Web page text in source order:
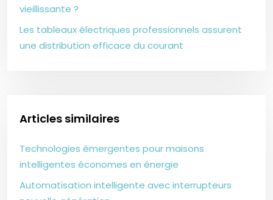
vieillissante ?
Les tableaux électriques professionnels assurent
une distribution efficace du courant
Articles similaires
Technologies émergentes pour maisons
intelligentes économes en énergie
Automatisation intelligente avec interrupteurs